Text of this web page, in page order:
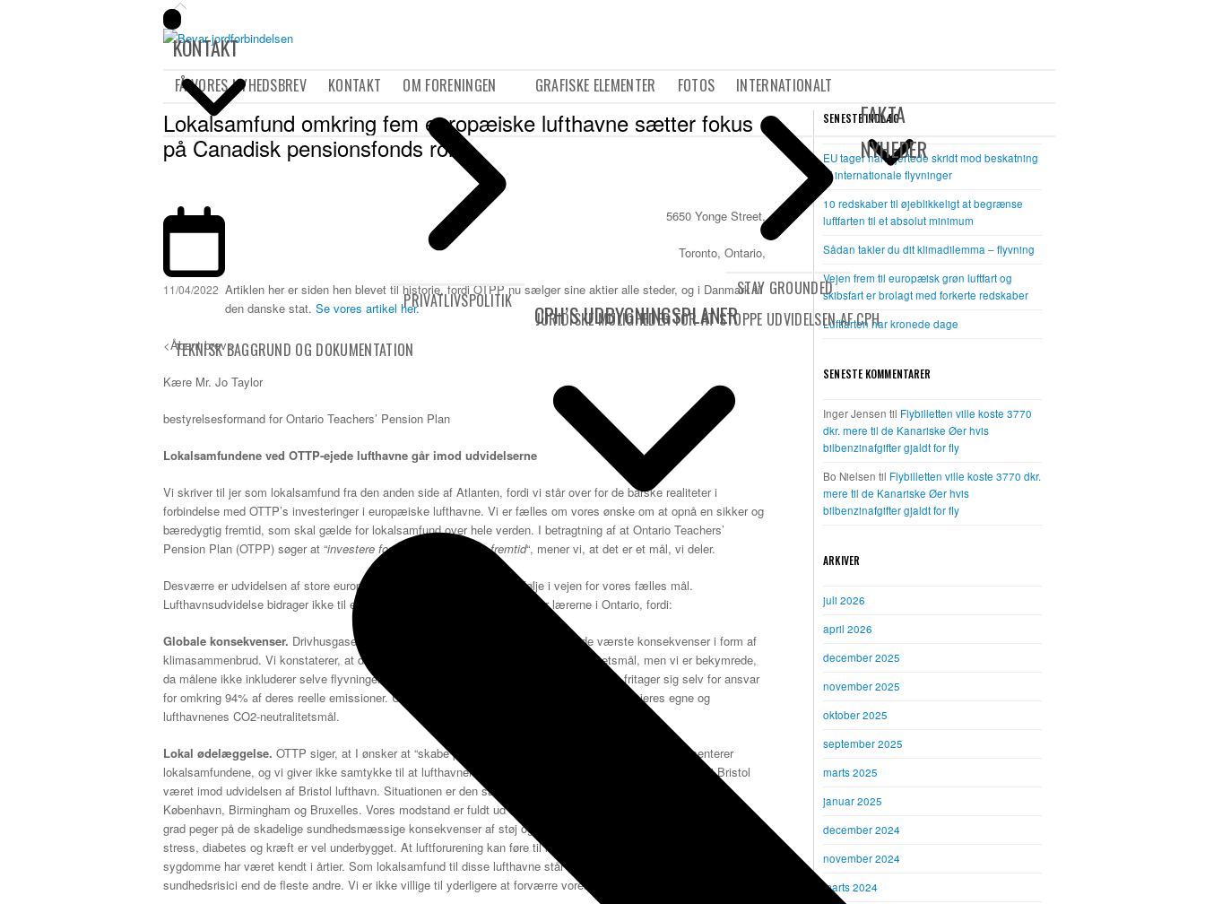
KONTAKT
FÅ VORES NYHEDSBREV KONTAKT OM FORENINGEN
PRIVATLIVSPOLITIK
GRAFISKE ELEMENTER FOTOS INTERNATIONALT
STAY GROUNDED
CPH’S UDBYGNINGSPLANER
JURIDISKE MULIGHEDER FOR AT STOPPE UDVIDELSEN AF CPH
FAKTA
TEKNISK BAGGRUND OG DOKUMENTATION
NYHEDER
Lokalsamfund omkring fem europæiske lufthavne sætter fokus
på Canadisk pensionsfonds rolle
11/04/2022
5650 Yonge Street,
Toronto, Ontario,
Artiklen her er siden hen blevet til historie, fordi OTPP nu sælger sine aktier alle steder, og i Danmark til
den danske stat.Se vores artikel her.
<Åbent brev>
Kære Mr. Jo Taylor
bestyrelsesformand for Ontario Teachers’ Pension Plan
Lokalsamfundene ved OTTP-ejede lufthavne går imod udvidelserne
Vi skriver til jer som lokalsamfund fra den anden side af Atlanten, fordi vi står over for de barske realiteter i
forbindelse med OTTP’s investeringer i europæiske lufthavne. Vi er fælles om vores ønske om at opnå en sikker og
bæredygtig fremtid, som skal gælde for lokalsamfund over hele verden. I betragtning af at Ontario Teachers’
Pension Plan (OTPP) søger at “investere for at forme en bedre fremtid“, mener vi, at det er et mål, vi deler.
Desværre er udvidelsen af ​​store europæiske lufthavne i OTPPs portefølje i vejen for vores fælles mål.
Lufthavnsudvidelse bidrager ikke til en bedre fremtid lokalt, globalt eller for lærerne i Ontario, fordi:
Globale konsekvenser. Drivhusgasemissionerne skal toppe i 2025 for at undgå de værste konsekvenser i form af
klimasammenbrud. Vi konstaterer, at de fem OTTP ejede lufthavne har CO2-neutralitetsmål, men vi er bekymrede,
da målene ikke inkluderer selve flyvningerne. Det betyder, at hver lufthavn uretmæssigt fritager sig selv for ansvar
for omkring 94% af deres reelle emissioner. Udvidelsen af ​​lufthavne er i modstrid med både jeres egne og
lufthavnenes CO2-neutralitetsmål.
Lokal ødelæggelse. OTTP siger, at I ønsker at “skabe positiv indflydelse” for lokalsamfund. Vi repræsenterer
lokalsamfundene, og vi giver ikke samtykke til at lufthavnene udvides. Tusindvis af mennesker har alene i Bristol
været imod udvidelsen af ​​Bristol lufthavn. Situationen er den samme for lokalsamfund omkring London City,
København, Birmingham og Bruxelles. Vores modstand er fuldt ud støttet af sundhedsstatistikker, som i stigende
grad peger på de skadelige sundhedsmæssige konsekvenser af støj og luftforurening. At støjforurening kan føre til
stress, diabetes og kræft er vel underbygget. At luftforurening kan føre til kræft, lungesygdomme og hjerte-kar-
sygdomme har været kendt i årtier. Som lokalsamfund til disse lufthavne står vi allerede over for højere
sundhedsrisici end de fleste andre. Vi er ikke villige til yderligere at forværre vores eksponering for denne forurening.
SENESTE INDLÆG
EU tager halvhjertede skridt mod beskatning
af internationale flyvninger
10 redskaber til øjeblikkeligt at begrænse
luftfarten til et absolut minimum
Sådan takler du dit klimadilemma – flyvning
Vejen frem til europæisk grøn luftfart og
skibsfart er brolagt med forkerte redskaber
Luftfarten har kronede dage
SENESTE KOMMENTARER
Inger Jensen til Flybilletten ville koste 3770
dkr. mere til de Kanariske Øer hvis
bilbenzinafgifter gjaldt for fly
Bo Nielsen til Flybilletten ville koste 3770 dkr.
mere til de Kanariske Øer hvis
bilbenzinafgifter gjaldt for fly
ARKIVER
juli 2026
april 2026
december 2025
november 2025
oktober 2025
september 2025
marts 2025
januar 2025
december 2024
november 2024
marts 2024